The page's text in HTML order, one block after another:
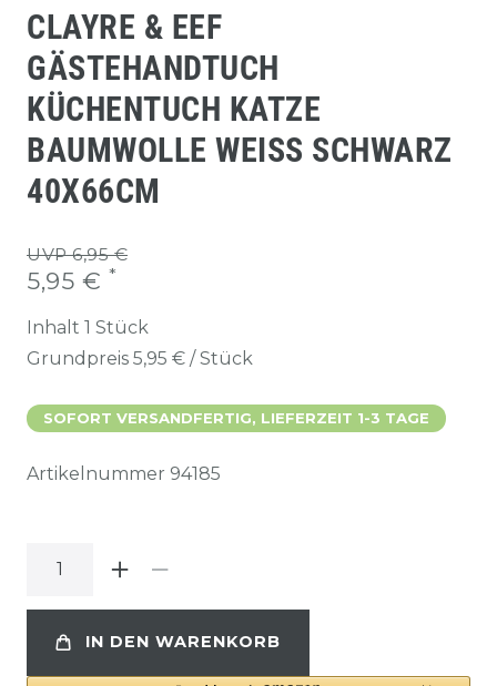
CLAYRE & EEF
GÄSTEHANDTUCH
KÜCHENTUCH KATZE
BAUMWOLLE WEISS SCHWARZ 4
0X66CM
UVP 6,95 €
5,95 € *
Inhalt 1 Stück
Grundpreis 5,95 € / Stück
SOFORT VERSANDFERTIG, LIEFERZEIT 1-3 TAGE
Artikelnummer 94185
IN DEN WARENKORB